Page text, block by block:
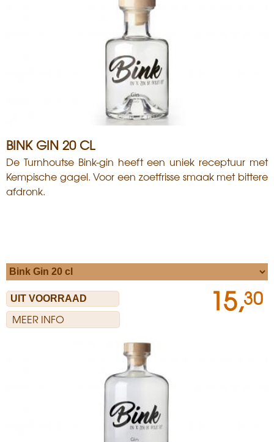
BINK GIN 20 CL
De Turnhoutse Bink-gin heeft een uniek receptuur met
Kempische gagel. Voor een zoetfrisse smaak met bittere
afdronk.
MEER INFO
15,30